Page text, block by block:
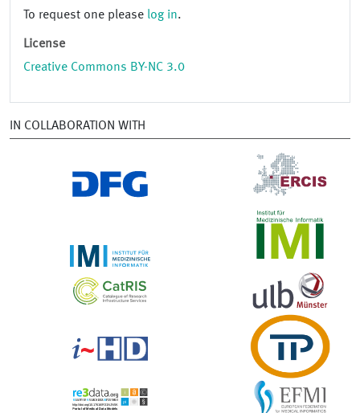
To request one please log in.
License
Creative Commons BY-NC 3.0
IN COLLABORATION WITH